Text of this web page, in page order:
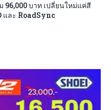
96,000 บาท เปลี่ยนใหม่แค่สี
และ RoadSync